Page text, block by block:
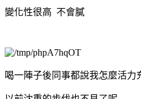
變化性很高 不會膩
喝一陣子後同事都說我怎麼活力